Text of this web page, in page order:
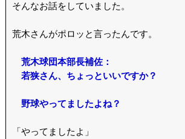
そんなお話をしていました。
荒木さんがポロッと言ったんです。
荒木球団本部長補佐：
若狭さん、ちょっといいですか？
野球やってましたよね？
「やってましたよ」